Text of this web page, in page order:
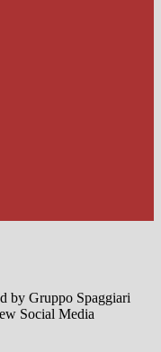
by Gruppo Spaggiari
Social Media